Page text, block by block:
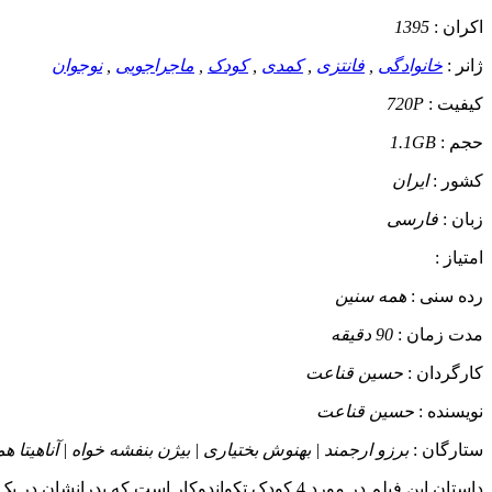
اکران : 1395
ژانر : خانوادگی فانتزی ,کمدی ,کودک ماجراجویی ,نوجوان
کیفیت : 720P
حجم : 1.1GB
کشور :ایران
زبان : فارسی
امتیاز :
رده سنی : همه سنین
مدت زمان : 90 دقیقه
کارگردان : حسین قناعت
نویسنده : حسین قناعت
ستارگان :برزو ارجمند | بهنوش بختیاری | بیژن بنفشه خواه | آناهیتا
داستان این فیلم در مورد 4 کودک تکواندوکار است که پدرانشان در یک کارخانه تولید لوازم التحریر مشغول به کار هستند. از طرف دیگر این کارخانه به خاطر قاچاقچیان در شرف تعطیلی است و ......